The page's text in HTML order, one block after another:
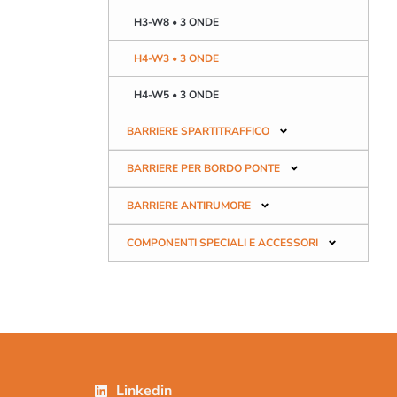
H3-W8 • 3 ONDE
H4-W3 • 3 ONDE
H4-W5 • 3 ONDE
BARRIERE SPARTITRAFFICO
BARRIERE PER BORDO PONTE
BARRIERE ANTIRUMORE
COMPONENTI SPECIALI E ACCESSORI
Linkedin